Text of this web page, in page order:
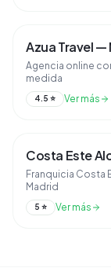
Azua Travel
Agencia online
medida
4.5 ⭐ Ver más
Costa Este
Franquicia Costa
Madrid
5 ⭐ Ver más